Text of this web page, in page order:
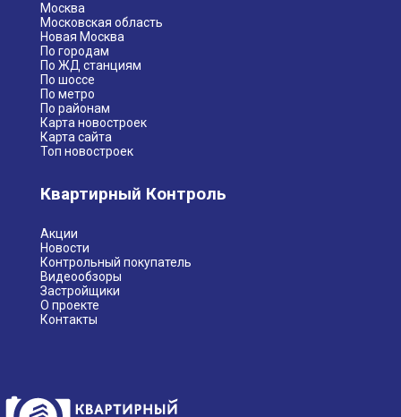
Москва
Московская область
Новая Москва
По городам
По ЖД станциям
По шоссе
По метро
По районам
Карта новостроек
Карта сайта
Топ новостроек
Квартирный Контроль
Акции
Новости
Контрольный покупатель
Видеообзоры
Застройщики
О проекте
Контакты